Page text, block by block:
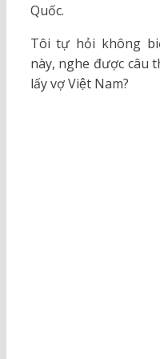
Quốc.
Tôi tự hỏi không
này, nghe được câu
lấy vợ Việt Nam?